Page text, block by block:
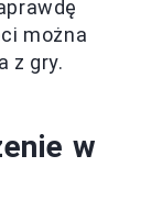
można
z gry.
w